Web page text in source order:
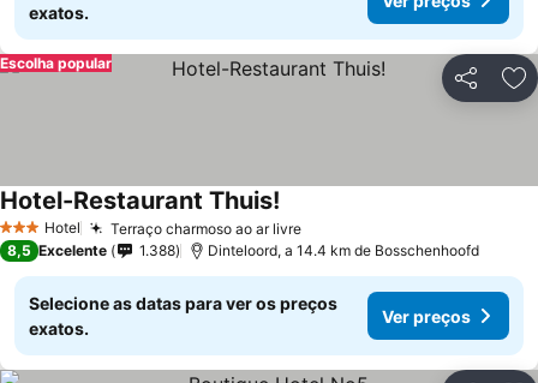
exatos.
Partilhar
Escolha popular
3 EstrelasHotel Terraço charmoso ao ar livreVer preços
Hotel-Restaurant Thuis!
8,5 Excelente 1.388 Dinteloord, a 14.4 km de Bosschenhoofd
Selecione as datas para ver os preços
exatos.
Ver preços